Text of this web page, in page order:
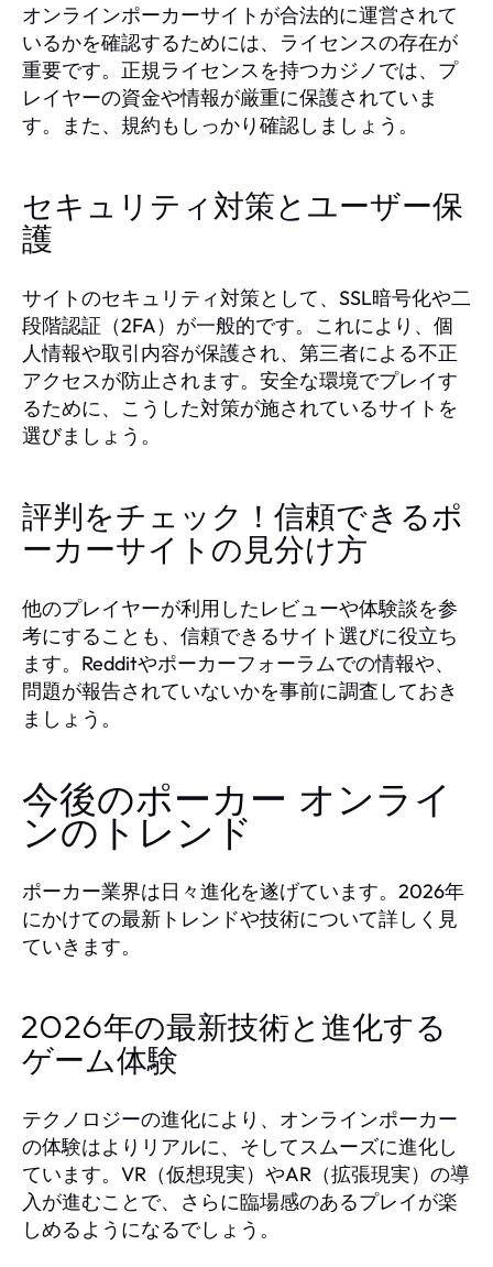
オンラインポーカーサイトが合法的に運営されて
いるかを確認するためには、ライセンスの存在が
重要です。正規ライセンスを持つカジノでは、プ
レイヤーの資金や情報が厳重に保護されていま
す。また、規約もしっかり確認しましょう。
セキュリティ対策とユーザー保
護
サイトのセキュリティ対策として、SSL暗号化や二
段階認証（2FA）が一般的です。これにより、個
人情報や取引内容が保護され、第三者による不正
アクセスが防止されます。安全な環境でプレイす
るために、こうした対策が施されているサイトを
選びましょう。
評判をチェック！信頼できるポ
ーカーサイトの見分け方
他のプレイヤーが利用したレビューや体験談を参
考にすることも、信頼できるサイト選びに役立ち
ます。Redditやポーカーフォーラムでの情報や、
問題が報告されていないかを事前に調査しておき
ましょう。
今後のポーカー オンライ
ンのトレンド
ポーカー業界は日々進化を遂げています。2026年
にかけての最新トレンドや技術について詳しく見
ていきます。
2026年の最新技術と進化する
ゲーム体験
テクノロジーの進化により、オンラインポーカー
の体験はよりリアルに、そしてスムーズに進化し
ています。VR（仮想現実）やAR（拡張現実）の導
入が進むことで、さらに臨場感のあるプレイが楽
しめるようになるでしょう。